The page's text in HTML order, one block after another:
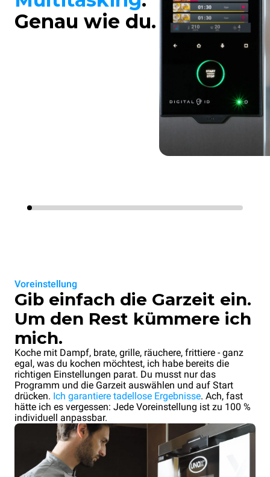
Genau wie du.
Voreinstellung
Gib einfach die Garzeit ein.
Um den Rest kümmere ich
mich.
Koche mit Dampf, brate, grille, räuchere, frittiere - ganz
egal, was du kochen möchtest, ich habe bereits die
richtigen Einstellungen parat. Du musst nur das
Programm und die Garzeit auswählen und auf Start
drücken. Ich garantiere tadellose Ergebnisse. Ach, fast
hätte ich es vergessen: Jede Voreinstellung ist zu 100 %
individuell anpassbar.